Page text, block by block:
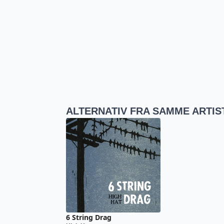
ALTERNATIV FRA SAMME
6 String Drag